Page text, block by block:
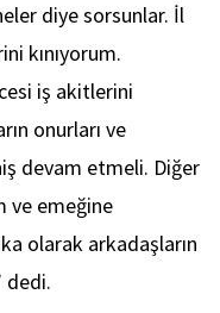
diye sorsunlar. İl
kınıyorum.
iş akitlerini
onurları ve
devam etmeli. Diğer
ve emeğine
olarak arkadaşların
dedi.